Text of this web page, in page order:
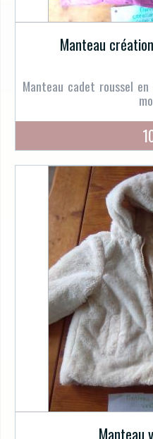
Manteau
Manteau cadet roussel
Manteau